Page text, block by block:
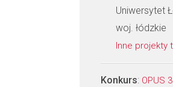
Uniwersytet
woj. łódzkie
Inne projekty
Konkurs: OPUS 3